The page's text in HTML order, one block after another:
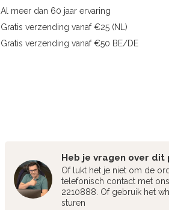
Al meer dan 60 jaar ervaring
Gratis verzending vanaf €25 (NL)
Gratis verzending vanaf €50 BE/DE
Heb je vragen over dit
Of lukt het je niet om de
telefonisch contact met
2210888. Of gebruik het
sturen